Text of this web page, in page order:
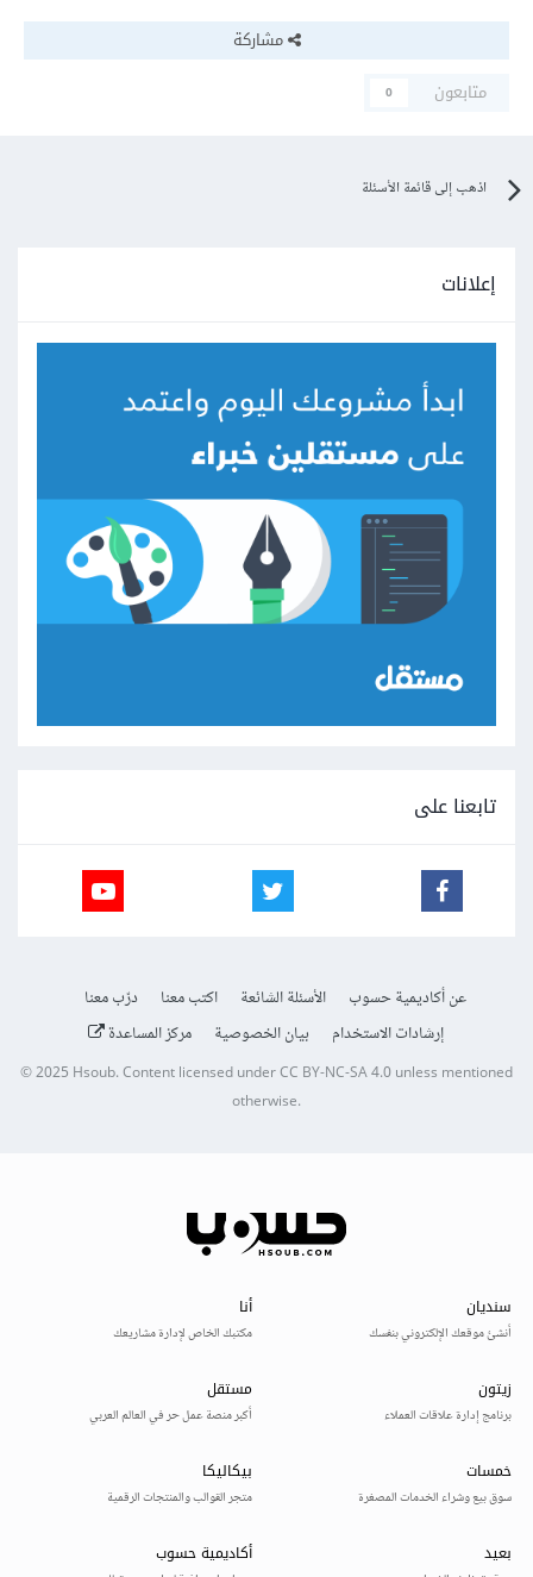
مشاركة
متابعون
0
اذهب إلى قائمة الأسئلة
إعلانات
تابعنا على
عن أكاديمية حسوب الأسئلة الشائعة اكتب معنا
درّب معنا
إرشادات الاستخدام
بيان الخصوصية مركز المساعدة
© 2025Hsoub.Content licensed underCC BY-NC-SA 4.0unless mentioned
otherwise.